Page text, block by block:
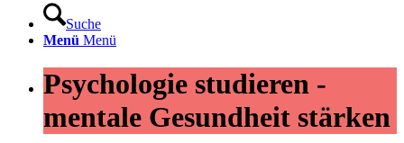
Suche
Menü Menü
Psychologie studieren -
mentale Gesundheit stärken